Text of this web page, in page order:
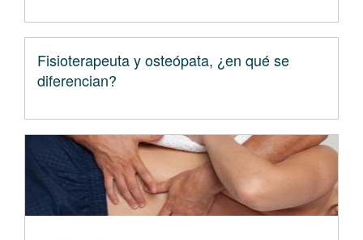
Fisioterapeuta y osteópata, ¿en qué se
diferencian?